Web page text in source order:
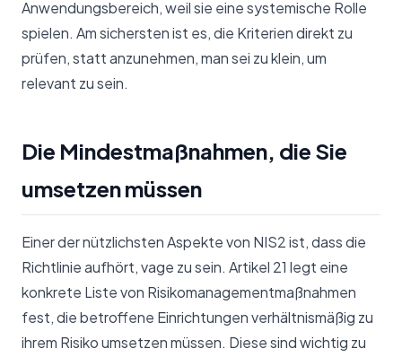
Anwendungsbereich, weil sie eine systemische Rolle
spielen. Am sichersten ist es, die Kriterien direkt zu
prüfen, statt anzunehmen, man sei zu klein, um
relevant zu sein.
Die Mindestmaßnahmen, die Sie
umsetzen müssen
Einer der nützlichsten Aspekte von NIS2 ist, dass die
Richtlinie aufhört, vage zu sein. Artikel 21 legt eine
konkrete Liste von Risikomanagementmaßnahmen
fest, die betroffene Einrichtungen verhältnismäßig zu
ihrem Risiko umsetzen müssen. Diese sind wichtig zu